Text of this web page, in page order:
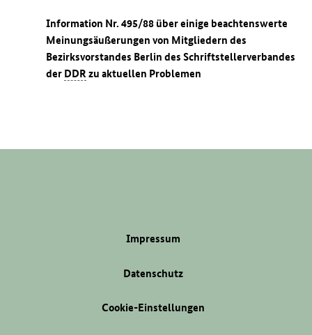
Information Nr. 495/88 über einige beachtenswerte
Meinungsäußerungen von Mitgliedern des
Bezirksvorstandes Berlin des Schriftstellerverbandes
der DDRzu aktuellen Problemen
Impressum
Datenschutz
Cookie-Einstellungen